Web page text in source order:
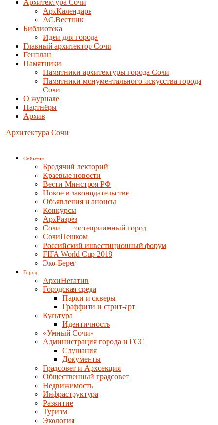
Архитектура Сочи
АрхКалендарь
АС.Вестник
Библиотека
Идеи для города
Главный архитектор Сочи
Генплан
Памятники
Памятники архитектуры города Сочи
Памятники монументального искусства города
Сочи
О журнале
Партнёры
Архив
Архитектура Сочи
События
Бродячий лекторий
Краевые новости
Вести Минстроя РФ
Новое в законодательстве
Объявления и анонсы
Конкурсы
АрхРазрез
Сочи — гостеприимный город
СочиПешком
Российский инвестиционный форум
FIFA World Cup 2018
Эко-Берег
Город
АрхиНегатив
Городская среда
Парки и скверы
Граффити и стрит-арт
Культура
Идентичность
«Умный Сочи»
Администрация города и ГСС
Слушания
Документы
Градсовет и Архсекция
Общественный градсовет
Недвижимость
Инфраструктура
Развитие
Туризм
Экология